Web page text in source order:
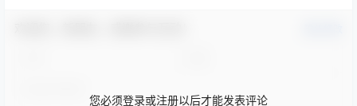
您必须登录或注册以后才能发表评论